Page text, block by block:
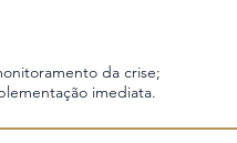
da crise;
imediata.